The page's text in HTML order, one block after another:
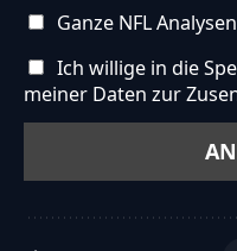
Ganze NFL
Ich willige in die
meiner Daten zur